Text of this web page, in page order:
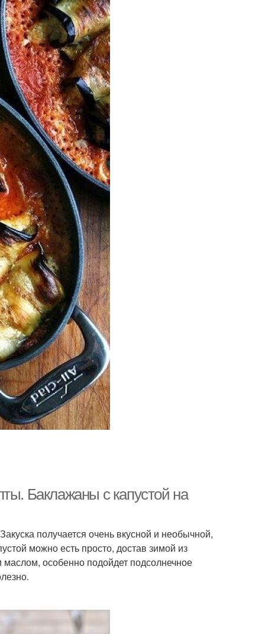
Баклажаны с капустой на
получается очень вкусной и необычной,
можно есть просто, достав зимой из
особенно подойдет подсолнечное